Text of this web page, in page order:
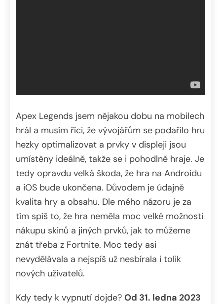
Apex Legends jsem nějakou dobu na mobilech
hrál a musím říci, že vývojářům se podařilo hru
hezky optimalizovat a prvky v displeji jsou
umístěny ideálně, takže se i pohodlně hraje. Je
tedy opravdu velká škoda, že hra na Androidu
a iOS bude ukončena. Důvodem je údajně
kvalita hry a obsahu. Dle mého názoru je za
tím spíš to, že hra neměla moc velké možnosti
nákupu skinů a jiných prvků, jak to můžeme
znát třeba z Fortnite. Moc tedy asi
nevydělávala a nejspíš už nesbírala i tolik
nových uživatelů.
Kdy tedy k vypnutí dojde? Od 31. ledna 2023